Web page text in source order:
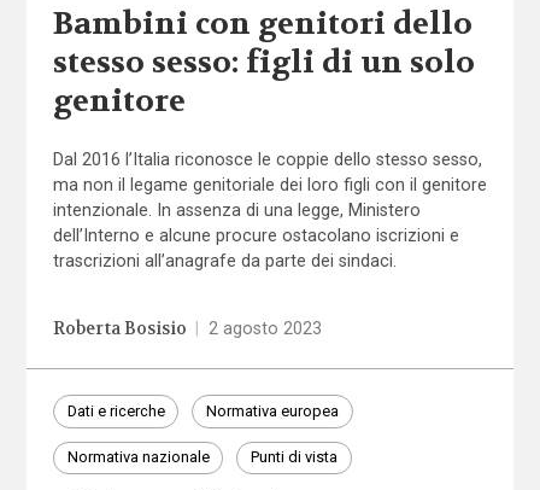
Bambini con genitori dello
stesso sesso: figli di un solo
genitore
Dal 2016 l’Italia riconosce le coppie dello stesso sesso,
ma non il legame genitoriale dei loro figli con il genitore
intenzionale. In assenza di una legge, Ministero
dell’Interno e alcune procure ostacolano iscrizioni e
trascrizioni all’anagrafe da parte dei sindaci.
Roberta Bosisio 2 agosto 2023
Dati e ricerche Normativa europea
Normativa nazionale Punti di vista